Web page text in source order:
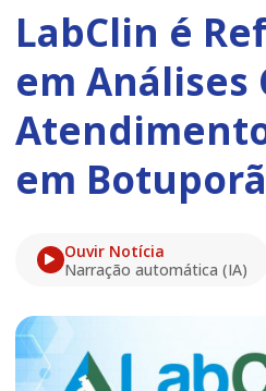
LabClin é
em Análises
em Botuporã
Ouvir Notícia
Narração automática (IA)